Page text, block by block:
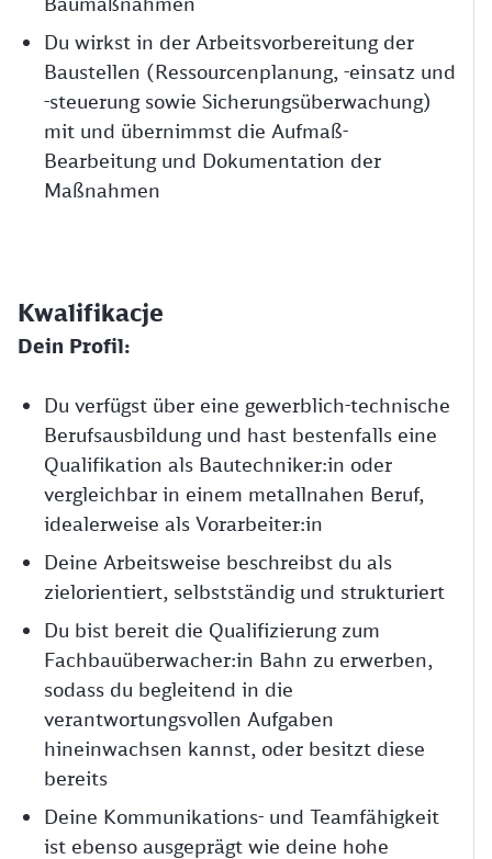
Du wirkst in der Arbeitsvorbereitung der
Baustellen (Ressourcenplanung, -einsatz und
-steuerung sowie Sicherungsüberwachung)
mit und übernimmst die Aufmaß-
Bearbeitung und Dokumentation der
Maßnahmen
Kwalifikacje
Dein Profil:
Du verfügst über eine gewerblich-technische
Berufsausbildung und hast bestenfalls eine
Qualifikation als Bautechniker:in oder
vergleichbar in einem metallnahen Beruf,
idealerweise als Vorarbeiter:in
Deine Arbeitsweise beschreibst du als
zielorientiert, selbstständig und strukturiert
Du bist bereit die Qualifizierung zum
Fachbauüberwacher:in Bahn zu erwerben,
sodass du begleitend in die
verantwortungsvollen Aufgaben
hineinwachsen kannst, oder besitzt diese
bereits
Deine Kommunikations- und Teamfähigkeit
ist ebenso ausgeprägt wie deine hohe